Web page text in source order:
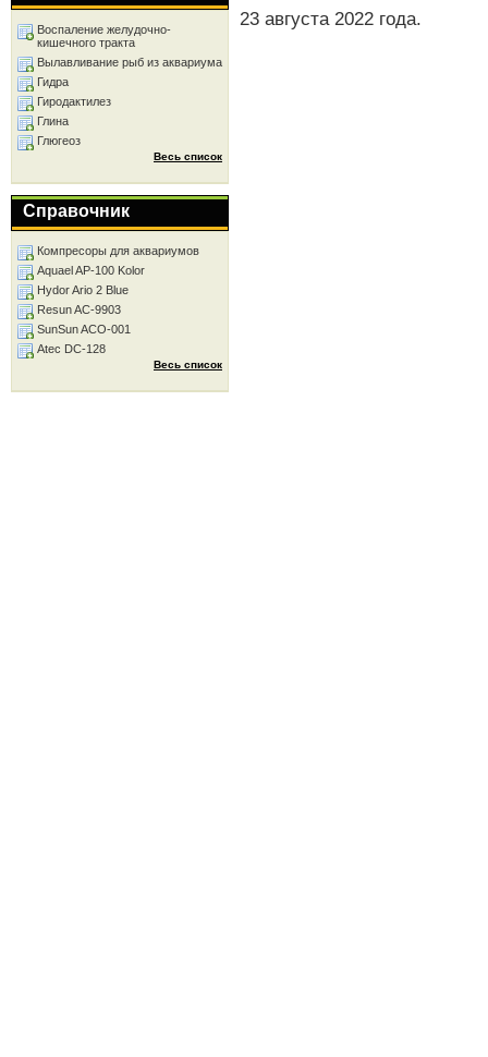
23 августа 2022 года.
Воспаление желудочно-
кишечного тракта
Вылавливание рыб из аквариума
Гидра
Гиродактилез
Глина
Глюгеоз
Весь список
Справочник
Компресоры для аквариумов
Aquael AP-100 Kolor
Hydor Ario 2 Blue
Resun AC-9903
SunSun ACO-001
Atec DC-128
Весь список